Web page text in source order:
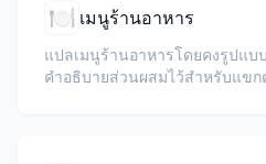
🍽️ เมนูร้านอาหาร
แปลเมนูร้านอาหารโดยคงรูปแบ
คำอธิบายส่วนผสมไว้สำหรับแขก